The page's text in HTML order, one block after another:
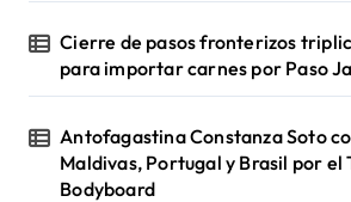
Cierre de pasos fronterizos
para importar carnes por Paso
Antofagastina Constanza Soto
Maldivas, Portugal y Brasil por el
Bodyboard